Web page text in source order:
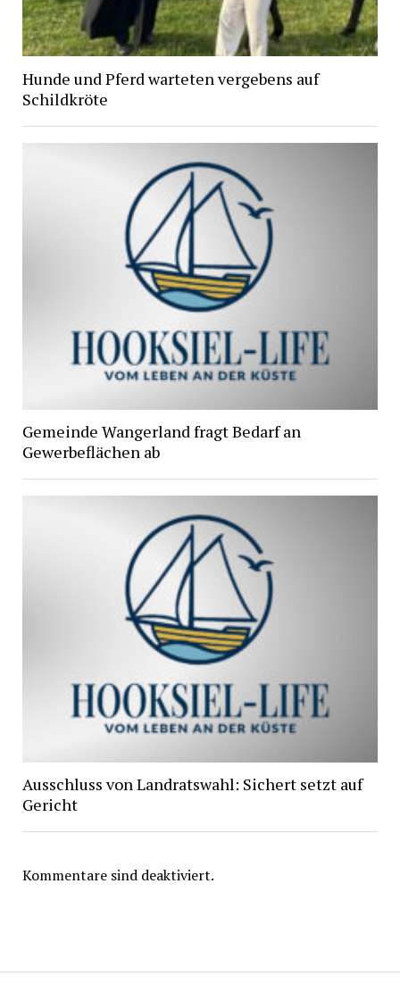
Hunde und Pferd warteten vergebens auf
Schildkröte
Gemeinde Wangerland fragt Bedarf an
Gewerbeflächen ab
Ausschluss von Landratswahl: Sichert setzt auf
Gericht
Kommentare sind deaktiviert.